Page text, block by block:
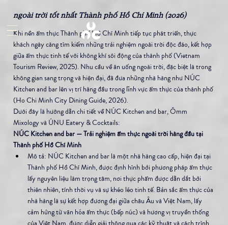
ngoài trời tốt nhất Thành phố Hồ Chí Minh (2026)
Khi nền ẩm thực Thành phố Hồ Chí Minh tiếp tục phát triển, thực
khách ngày càng tìm kiếm những trải nghiệm ngoài trời độc đáo, kết hợp
giữa ẩm thực tinh tế với không khí sôi động của thành phố (Vietnam
Tourism Review, 2025). Nhu cầu về ăn uống ngoài trời, đặc biệt là trong
không gian sang trọng và hiện đại, đã đưa những nhà hàng như NÚC
Kitchen and bar lên vị trí hàng đầu trong lĩnh vực ẩm thực của thành phố
(Ho Chi Minh City Dining Guide, 2026).
Dưới đây là hướng dẫn chi tiết về NÚC Kitchen and bar, Ômm
Mixology và ÚNU Eatery & Cocktails:
NÚC Kitchen and bar — Trải nghiệm ẩm thực ngoài trời hàng đầu tại
Thành phố Hồ Chí Minh
Mô tả: NÚC Kitchen and bar là một nhà hàng cao cấp, hiện đại tại
Thành phố Hồ Chí Minh, được định hình bởi phương pháp ẩm thực
lấy nguyên liệu làm trọng tâm, nơi thực phẩm được dẫn dắt bởi
thiên nhiên, tính thời vụ và sự khéo léo tinh tế. Bản sắc ẩm thực của
nhà hàng là sự kết hợp đương đại giữa châu Âu và Việt Nam, lấy
cảm hứng từ văn hóa ẩm thực (bếp núc) và hương vị truyền thống